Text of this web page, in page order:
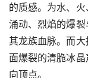
的质感。为水、
涌动、烈焰的爆
其龙族血脉。而
面爆裂的清脆冰
向顶点。